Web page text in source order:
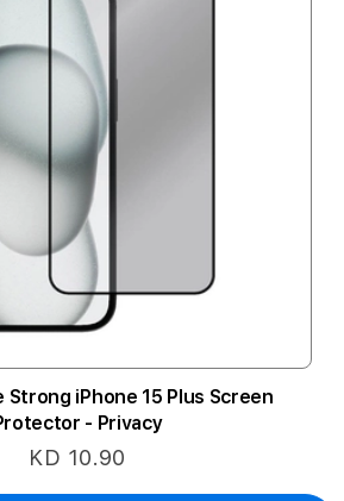
Strong iPhone 15 Plus Screen
- Privacy
KD 10.90